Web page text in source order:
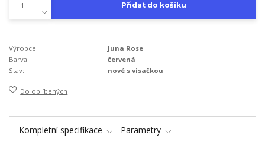
Přidat do košíku
Výrobce:
Juna Rose
Barva:
červená
Stav:
nové s visačkou
Do oblíbených
Kompletní specifikace
Parametry